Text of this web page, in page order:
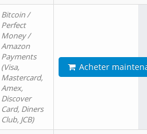
Bitcoin /
Perfect
Money /
Amazon
Payments
(Visa,
Mastercard,
Amex,
Discover
Card, Diners
Club, JCB)
Acheter